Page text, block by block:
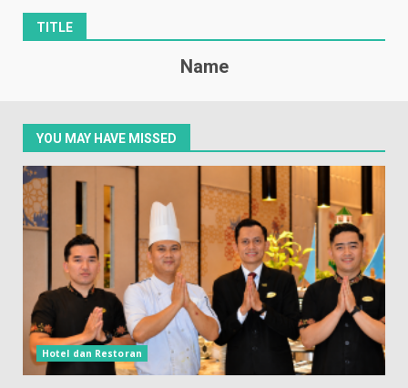
TITLE
Name
YOU MAY HAVE MISSED
Hotel dan Restoran